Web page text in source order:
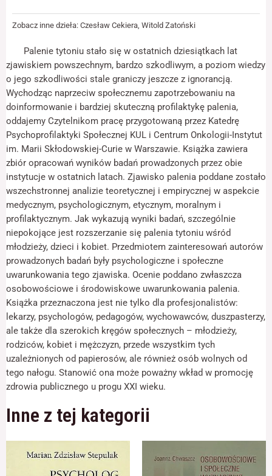
tytoniu
wolność
czy
zniewolenie
Zobacz inne dzieła: Czesław Cekiera Witold Zatoński
Palenie tytoniu stało się w ostatnich dziesiątkach lat
zjawiskiem powszechnym, bardzo szkodliwym, a poziom wiedzy
o jego szkodliwości stale graniczy jeszcze z ignorancją.
Wychodząc naprzeciw społecznemu zapotrzebowaniu na
doinformowanie i bardziej skuteczną profilaktykę palenia,
oddajemy Czytelnikom pracę przygotowaną przez Katedrę
Psychoprofilaktyki Społecznej KUL i Centrum Onkologii-Instytut
im. Marii Skłodowskiej-Curie w Warszawie. Książka zawiera
zbiór opracowań wyników badań prowadzonych przez obie
instytucje w ostatnich latach. Zjawisko palenia poddane zostało
wszechstronnej analizie teoretycznej i empirycznej w aspekcie
medycznym, psychologicznym, etycznym, moralnym i
profilaktycznym. Jak wykazują wyniki badań, szczególnie
niepokojące jest rozszerzanie się palenia tytoniu wśród
młodzieży, dzieci i kobiet. Przedmiotem zainteresowań autorów
prowadzonych badań były psychologiczne i społeczne
uwarunkowania tego zjawiska. Ocenie poddano zwłaszcza
osobowościowe i środowiskowe uwarunkowania palenia.
Książka przeznaczona jest nie tylko dla profesjonalistów:
lekarzy, psychologów, pedagogów, wychowawców, duszpasterzy,
ale także dla szerokich kręgów społecznych – młodzieży,
rodziców, kobiet i mężczyzn, przede wszystkim tych
uzależnionych od papierosów, ale również osób wolnych od
tego nałogu. Stanowić ona może poważny wkład w promocję
zdrowia publicznego u progu XXI wieku.
Inne z tej kategorii
Marketing
Udostępniając
zainteresowania i
zachowania
podczas
odwiedzania naszej
strony, zwiększasz
szansę na
zobaczenie
spersonalizowanych
treści i ofert.